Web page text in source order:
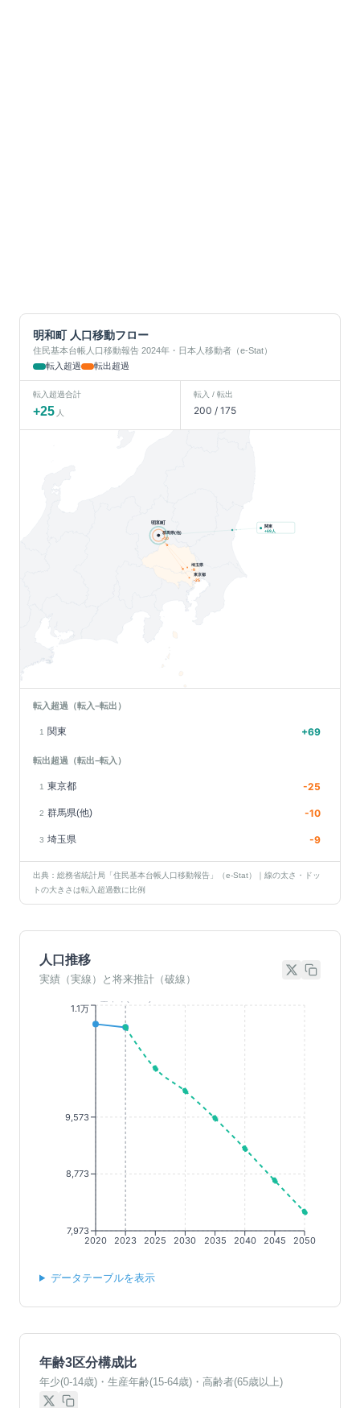
明和町人口移動フロー
住民基本台帳人口移動報告 2024年・日本人移動者（e-Stat）
転入超過
転出超過
転入超過合計
+25 人
転入 / 転出
200 / 175
埼玉県
-9
群馬県(他)
-10
東京都
-25
明和町
関東
+69人
転入超過（転入−転出）
1 関東 +69
転出超過（転出−転入）
1 東京都 -25
2 群馬県(他) -10
3 埼玉県 -9
出典：総務省統計局「住民基本台帳人口移動報告」（e-Stat）｜線の太さ・ドッ
トの大きさは転入超過数に比例
人口推移
実績（実線）と将来推計（破線）
2020 2023 2025 2030 2035 2040 2045 2050
7,973
8,773
9,573
1.1万
データテーブルを表示
年齢3区分構成比
年少(0-14歳)・生産年齢(15-64歳)・高齢者(65歳以上)